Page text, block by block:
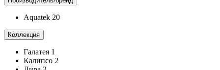
Aquatek 20
Коллекция
Галатея 1
Калипсо 2